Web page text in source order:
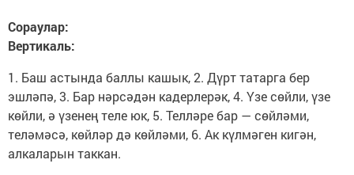
Сораулар:
Вертикаль:
1. Баш астында баллы кашык, 2. Дүрт татарга бер
эшләпә, 3. Бар нәрсәдән кадерлерәк, 4. Үзе сөйли, үзе
көйли, ә үзенең теле юк, 5. Телләре бар — сөйләми,
теләмәсә, көйләр дә көйләми, 6. Ак күлмәген кигән,
алкаларын таккан.